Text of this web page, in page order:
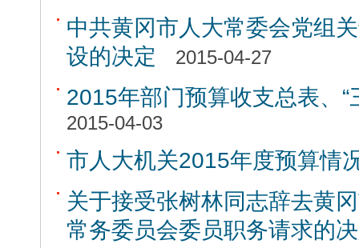
中共黄冈市人大常委会党组
设的决定
2015-04-27
2015年部门预算收支总表、“
2015-04-03
市人大机关2015年度预算情
关于接受张树林同志辞去黄
常务委员会委员职务请求的